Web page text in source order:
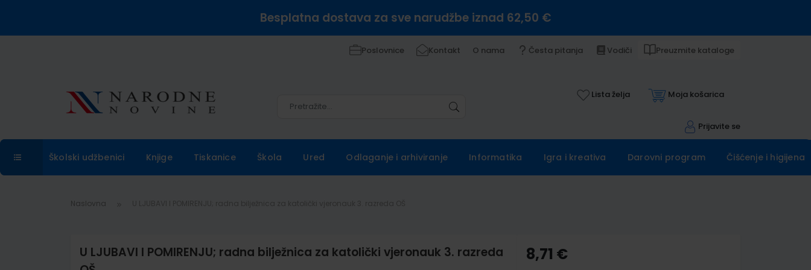
Besplatna dostava za sve narudžbe iznad 62,50 €
Poslovnice Kontakt O nama Česta pitanja Vodiči Preuzmite kataloge
Lista želja Moja košarica
Prijavite se
Školski udžbenici Knjige Tiskanice Škola Ured Odlaganje i arhiviranje Informatika Igra i kreativa Darovni program Čišćenje i higijena
Naslovna
U LJUBAVI I POMIRENJU; radna bilježnica za katolički vjeronauk 3. razreda
8,71 €